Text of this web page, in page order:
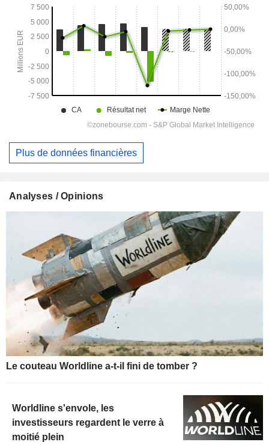
Plus de données financières
Analyses / Opinions
Le couteau Worldline a-t-il fini de tomber ?
Worldline s'envole, les
investisseurs regardent le verre à
moitié plein